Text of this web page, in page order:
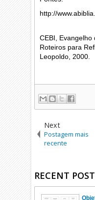
http://
CEBI, Evangelho
Roteiros para
Leopoldo, 2000.
Next
Postagem mais
recente
RECENT